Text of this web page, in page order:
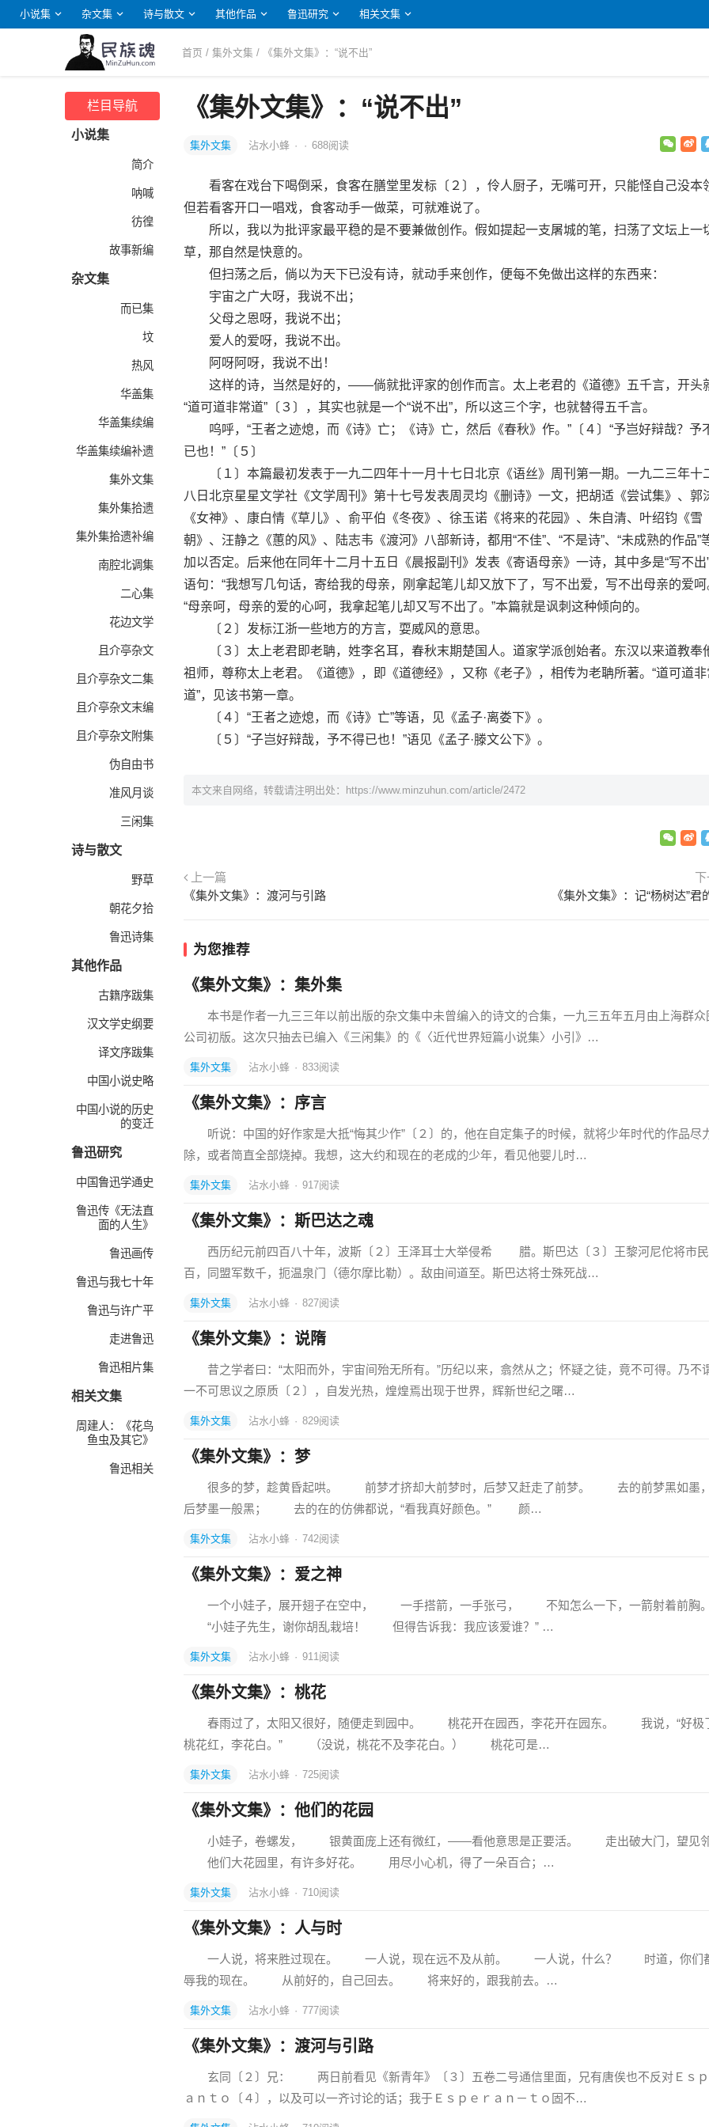
小说集 杂文集 诗与散文 其他作品 鲁迅研究 相关文集
首页 /集外文集 / 《集外文集》：“说不出”
栏目导航
小说集
简介
呐喊
彷徨
故事新编
杂文集
而已集
坟
热风
华盖集
华盖集续编
华盖集续编补遗
集外文集
集外集拾遗
集外集拾遗补编
南腔北调集
二心集
花边文学
且介亭杂文
且介亭杂文二集
且介亭杂文末编
且介亭杂文附集
伪自由书
准风月谈
三闲集
诗与散文
野草
朝花夕拾
鲁迅诗集
其他作品
古籍序跋集
汉文学史纲要
译文序跋集
中国小说史略
中国小说的历史
的变迁
鲁迅研究
中国鲁迅学通史
鲁迅传《无法直
面的人生》
鲁迅画传
鲁迅与我七十年
鲁迅与许广平
走进鲁迅
鲁迅相片集
相关文集
周建人：《花鸟
鱼虫及其它》
鲁迅相关
《集外文集》：“说不出”
集外文集 沾水小蜂 · · 688阅读
看客在戏台下喝倒采，食客在膳堂里发标〔２〕，伶人厨子，无嘴可开，只能怪自己没本
但若看客开口一唱戏，食客动手一做菜，可就难说了。
所以，我以为批评家最平稳的是不要兼做创作。假如提起一支屠城的笔，扫荡了文坛上一
草，那自然是快意的。
但扫荡之后，倘以为天下已没有诗，就动手来创作，便每不免做出这样的东西来：
宇宙之广大呀，我说不出；
父母之恩呀，我说不出；
爱人的爱呀，我说不出。
阿呀阿呀，我说不出！
这样的诗，当然是好的，——倘就批评家的创作而言。太上老君的《道德》五千言，开头
“道可道非常道”〔３〕，其实也就是一个“说不出”，所以这三个字，也就替得五千言。
呜呼，“王者之迹熄，而《诗》亡；《诗》亡，然后《春秋》作。”〔４〕“予岂好辩哉？予
已也！”〔５〕
〔１〕本篇最初发表于一九二四年十一月十七日北京《语丝》周刊第一期。一九二三年十
八日北京星星文学社《文学周刊》第十七号发表周灵均《删诗》一文，把胡适《尝试集》、郭
《女神》、康白情《草儿》、俞平伯《冬夜》、徐玉诺《将来的花园》、朱自清、叶绍钧《雪
朝》、汪静之《蕙的风》、陆志韦《渡河》八部新诗，都用“不佳”、“不是诗”、“未成熟的作品”
加以否定。后来他在同年十二月十五日《晨报副刊》发表《寄语母亲》一诗，其中多是“写不出
语句：“我想写几句话，寄给我的母亲，刚拿起笔儿却又放下了，写不出爱，写不出母亲的爱呵
“母亲呵，母亲的爱的心呵，我拿起笔儿却又写不出了。”本篇就是讽刺这种倾向的。
〔２〕发标江浙一些地方的方言，耍威风的意思。
〔３〕太上老君即老聃，姓李名耳，春秋末期楚国人。道家学派创始者。东汉以来道教奉
祖师，尊称太上老君。《道德》，即《道德经》，又称《老子》，相传为老聃所著。“道可道非
道”，见该书第一章。
〔４〕“王者之迹熄，而《诗》亡”等语，见《孟子·离娄下》。
〔５〕“子岂好辩哉，予不得已也！”语见《孟子·滕文公下》。
本文来自网络，转载请注明出处： https://www.minzuhun.com/article/2472
上一篇
《集外文集》：渡河与引路
《集外文集》：记“杨树达”君
为您推荐
《集外文集》：集外集
本书是作者一九三三年以前出版的杂文集中未曾编入的诗文的合集，一九三五年五月由上海群众
公司初版。这次只抽去已编入《三闲集》的《〈近代世界短篇小说集〉小引》…
集外文集 沾水小蜂 · 833阅读
《集外文集》：序言
听说：中国的好作家是大抵“悔其少作”〔２〕的，他在自定集子的时候，就将少年时代的作品尽
除，或者简直全部烧掉。我想，这大约和现在的老成的少年，看见他婴儿时…
集外文集 沾水小蜂 · 917阅读
《集外文集》：斯巴达之魂
西历纪元前四百八十年，波斯〔２〕王泽耳士大举侵希 腊。斯巴达〔３〕王黎河尼佗将市民
百，同盟军数千，扼温泉门（德尔摩比勒）。敌由间道至。斯巴达将士殊死战…
集外文集 沾水小蜂 · 827阅读
《集外文集》：说隋
昔之学者曰：“太阳而外，宇宙间殆无所有。”历纪以来，翕然从之；怀疑之徒，竟不可得。乃不
一不可思议之原质〔２〕，自发光热，煌煌焉出现于世界，辉新世纪之曙…
集外文集 沾水小蜂 · 829阅读
《集外文集》：梦
很多的梦，趁黄昏起哄。 前梦才挤却大前梦时，后梦又赶走了前梦。 去的前梦黑如墨
后梦墨一般黑； 去的在的仿佛都说，“看我真好颜色。” 颜…
集外文集 沾水小蜂 · 742阅读
《集外文集》：爱之神
一个小娃子，展开翅子在空中， 一手搭箭，一手张弓， 不知怎么一下，一箭射着前胸。
“小娃子先生，谢你胡乱栽培！ 但得告诉我：我应该爱谁？” …
集外文集 沾水小蜂 · 911阅读
《集外文集》：桃花
春雨过了，太阳又很好，随便走到园中。 桃花开在园西，李花开在园东。 我说，“好极
桃花红，李花白。” （没说，桃花不及李花白。） 桃花可是…
集外文集 沾水小蜂 · 725阅读
《集外文集》：他们的花园
小娃子，卷螺发， 银黄面庞上还有微红，——看他意思是正要活。 走出破大门，望见邻
他们大花园里，有许多好花。 用尽小心机，得了一朵百合；…
集外文集 沾水小蜂 · 710阅读
《集外文集》：人与时
一人说，将来胜过现在。 一人说，现在远不及从前。 一人说，什么？ 时道，你们
辱我的现在。 从前好的，自己回去。 将来好的，跟我前去。…
集外文集 沾水小蜂 · 777阅读
《集外文集》：渡河与引路
玄同〔２〕兄： 两日前看见《新青年》〔３〕五卷二号通信里面，兄有唐俟也不反对Ｅｓｐ
ａｎｔｏ〔４〕，以及可以一齐讨论的话；我于Ｅｓｐｅｒａｎ－ｔｏ固不…